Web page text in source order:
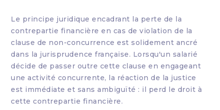
Le principe juridique encadrant la perte de la
contrepartie financière en cas de violation de la
clause de non-concurrence est solidement ancré
dans la jurisprudence française. Lorsqu'un salarié
décide de passer outre cette clause en engageant
une activité concurrente, la réaction de la justice
est immédiate et sans ambiguïté : il perd le droit à
cette contrepartie financière.